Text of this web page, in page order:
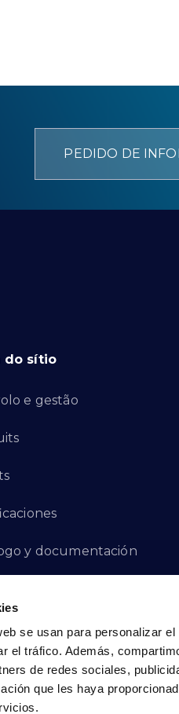
se usan para personalizar
el tráfico. Además,
de redes sociales,
que les haya
PEDIDO DE
do sítio
e gestão
y documentación
de denuncias